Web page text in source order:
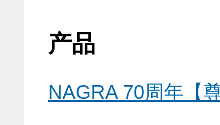
产品
NAGRA 70周年【